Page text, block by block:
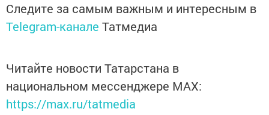
Следите за самым важным и интересным в
Telegram-канале Татмедиа
Читайте новости Татарстана в
национальном мессенджере MАХ:
https://max.ru/tatmedia